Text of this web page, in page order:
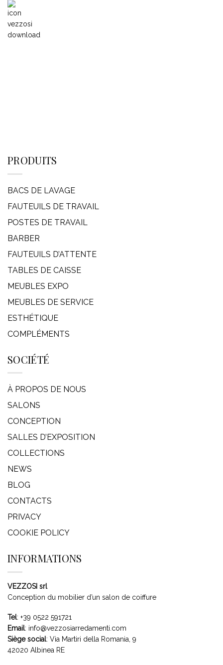
PRODUITS
BACS DE LAVAGE
FAUTEUILS DE TRAVAIL
POSTES DE TRAVAIL
BARBER
FAUTEUILS D’ATTENTE
TABLES DE CAISSE
MEUBLES EXPO
MEUBLES DE SERVICE
ESTHÉTIQUE
COMPLÉMENTS
SOCIÉTÉ
À PROPOS DE NOUS
SALONS
CONCEPTION
SALLES D’EXPOSITION
COLLECTIONS
NEWS
BLOG
CONTACTS
PRIVACY
COOKIE POLICY
INFORMATIONS
VEZZOSI srl
Conception du mobilier d’un salon de coiffure
Tel: +39 0522 591721
Email: info@vezzosiarredamenti.com
Siège social: Via Martiri della Romania, 9
42020 Albinea RE